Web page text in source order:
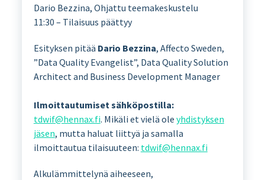
Dario Bezzina, Ohjattu teemakeskustelu
11:30 – Tilaisuus päättyy
Esityksen pitää Dario Bezzina, Affecto Sweden,
”Data Quality Evangelist”, Data Quality Solution
Architect and Business Development Manager
Ilmoittautumiset sähköpostilla:
tdwif@hennax.fi. Mikäli et vielä ole yhdistyksen
jäsen, mutta haluat liittyä ja samalla
ilmoittautua tilaisuuteen: tdwif@hennax.fi
Alkulämmittelynä aiheeseen,